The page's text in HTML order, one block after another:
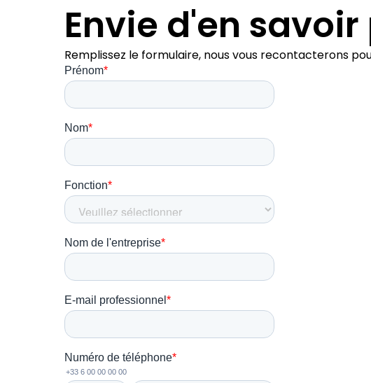
Envie d'en savoir
Remplissez le formulaire, nous vous recontacterons